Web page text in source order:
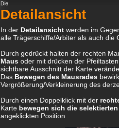
Die
Detailansicht
In der Detailansichtwerden im
alle Trägerschiffe/Arbiter als auch die
Durch gedrückt halten der rechten
Maus oder mit drücken der
sichtbare Ausschnitt der Karte
Das Bewegen des Mausrades
Vergrößerung/Verkleinerung des
Durch einen Doppelklick mit der
Karte bewegen sich die
angeklickten Position.